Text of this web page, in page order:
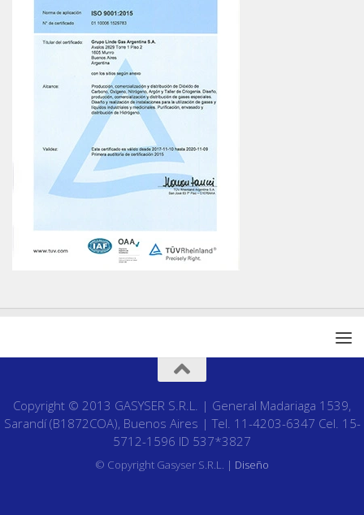
Copyright © 2013 GASYSER S.R.L. | General Madariaga 1539,
Sarandí (B1872COA), Buenos Aires | Tel. 11-4203-6347 Cel. 15-
5712-1596 ID 537*3827
© Copyright Gasyser S.R.L. | Diseño